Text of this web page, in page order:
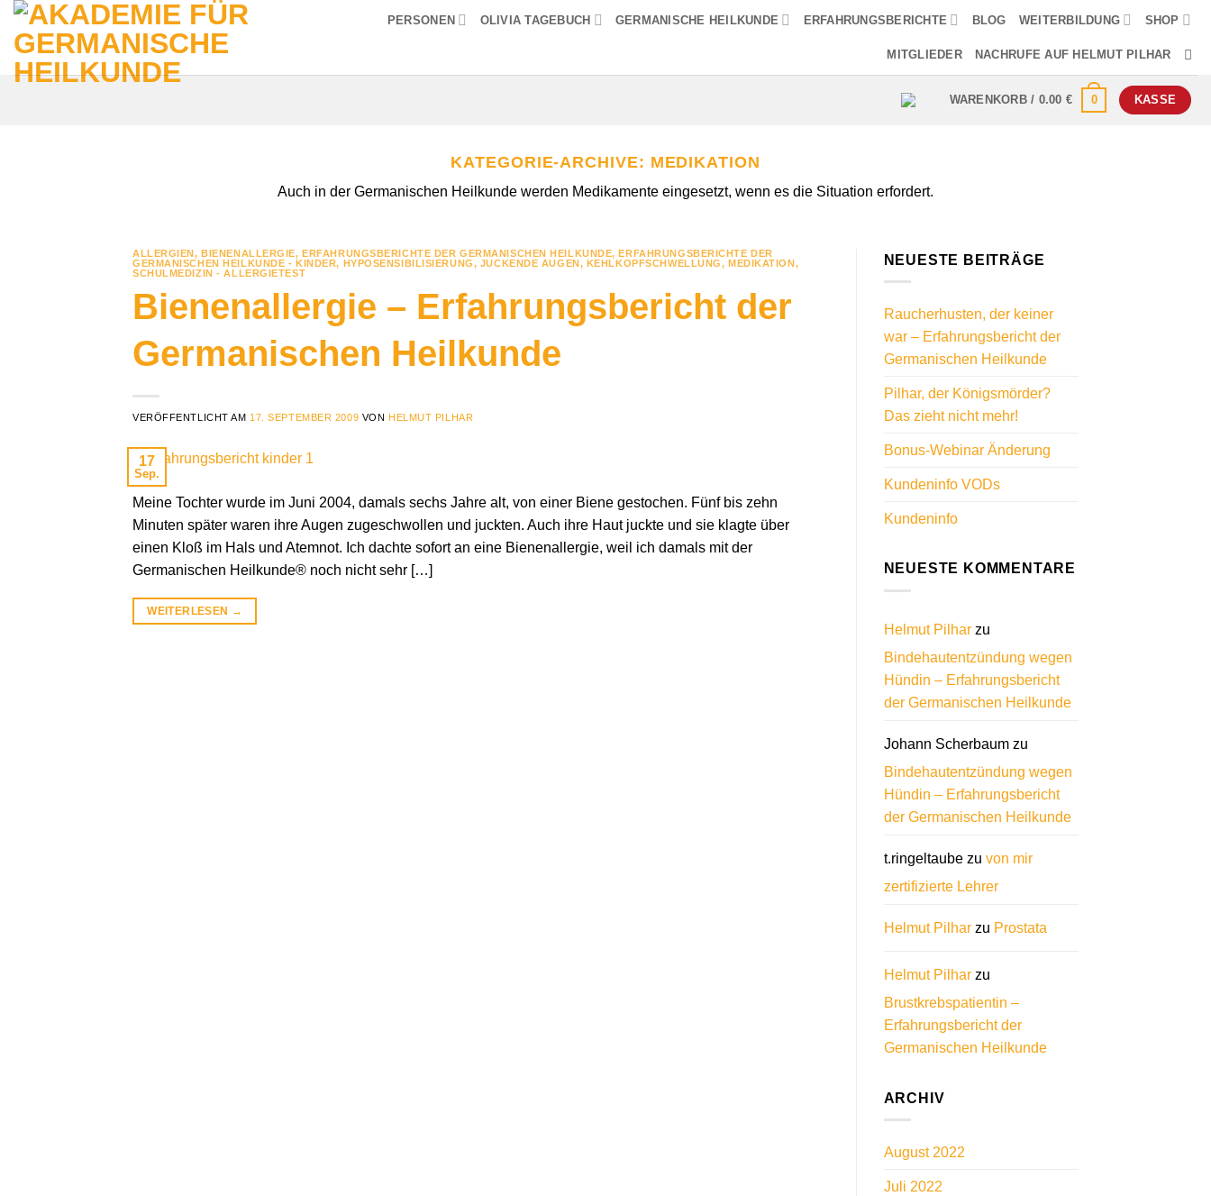
Zum
Inhalt
springen
PERSONEN OLIVIA TAGEBUCH GERMANISCHE HEILKUNDE ERFAHRUNGSBERICHTE BLOG WEITERBILDUNG SHOP
MITGLIEDER NACHRUFE AUF HELMUT PILHAR
WARENKORB / 0.00 € 0 KASSE
KATEGORIE-ARCHIVE: MEDIKATION
Auch in der Germanischen Heilkunde werden Medikamente eingesetzt, wenn es die Situation erfordert.
ALLERGIEN,BIENENALLERGIE,ERFAHRUNGSBERICHTE DER GERMANISCHEN HEILKUNDE,ERFAHRUNGSBERICHTE DER
GERMANISCHEN HEILKUNDE - KINDER, HYPOSENSIBILISIERUNG, JUCKENDE AUGEN, KEHLKOPFSCHWELLUNG,MEDIKATION,
SCHULMEDIZIN - ALLERGIETEST
Bienenallergie – Erfahrungsbericht der
Germanischen Heilkunde
VERÖFFENTLICHT AM 17. SEPTEMBER 2009 VON HELMUT PILHAR
17
Sep.
Meine Tochter wurde im Juni 2004, damals sechs Jahre alt, von einer Biene gestochen. Fünf bis zehn
Minuten später waren ihre Augen zugeschwollen und juckten. Auch ihre Haut juckte und sie klagte über
einen Kloß im Hals und Atemnot. Ich dachte sofort an eine Bienenallergie, weil ich damals mit der
Germanischen Heilkunde® noch nicht sehr […]
WEITERLESEN →
NEUESTE BEITRÄGE
Raucherhusten, der keiner
war – Erfahrungsbericht der
Germanischen Heilkunde
Pilhar, der Königsmörder?
Das zieht nicht mehr!
Bonus-Webinar Änderung
Kundeninfo VODs
Kundeninfo
NEUESTE KOMMENTARE
Helmut Pilharzu
Bindehautentzündung wegen
Hündin – Erfahrungsbericht
der Germanischen Heilkunde
Johann Scherbaumzu
Bindehautentzündung wegen
Hündin – Erfahrungsbericht
der Germanischen Heilkunde
t.ringeltaubezu von mir
zertifizierte Lehrer
Helmut Pilharzu Prostata
Helmut Pilharzu
Brustkrebspatientin –
Erfahrungsbericht der
Germanischen Heilkunde
ARCHIV
August 2022
Juli 2022